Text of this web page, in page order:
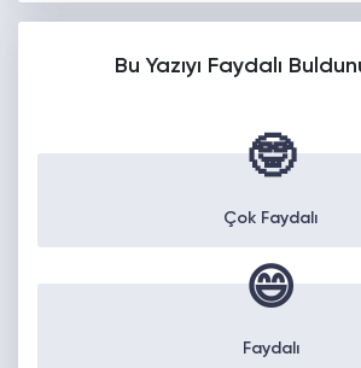
Bu Yazıyı Faydalı
🤓
Çok Faydalı
😄
Faydalı